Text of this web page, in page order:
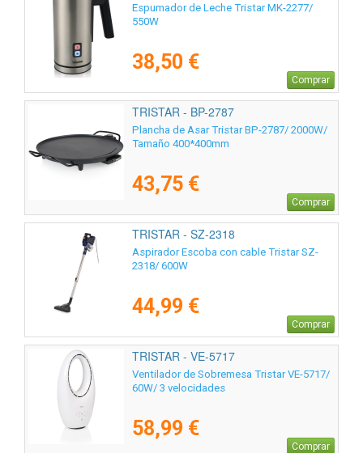
Espumador de Leche Tristar MK-2277/
550W
38,50 €
Comprar
TRISTAR - BP-2787
Plancha de Asar Tristar BP-2787/ 2000W/
Tamaño 400*400mm
43,75 €
Comprar
TRISTAR - SZ-2318
Aspirador Escoba con cable Tristar SZ-
2318/ 600W
44,99 €
Comprar
TRISTAR - VE-5717
Ventilador de Sobremesa Tristar VE-5717/
60W/ 3 velocidades
58,99 €
Comprar